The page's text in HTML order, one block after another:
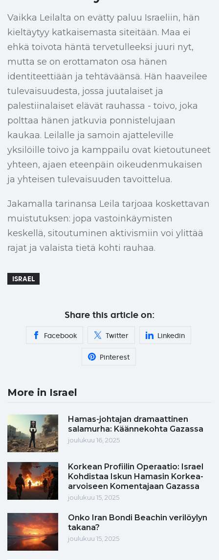
Vaikka Leilalta on evätty paluu Israeliin, hän
kieltäytyy katkaisemasta siteitään. Maa ei
ehkä toivota häntä tervetulleeksi juuri nyt,
mutta se on erottamaton osa hänen
identiteettiään ja tehtäväänsä. Hän haaveilee
tulevaisuudesta, jossa juutalaiset ja
palestiinalaiset elävät rauhassa - toivo, joka
polttaa hänen jatkuvia ponnistelujaan
kaukaa. Leilalle ja samoin ajatteleville
yksilöille toivo ja kamppailu ovat kietoutuneet
yhteen, ajaen eteenpäin oikeudenmukaisen
ja yhteisen tulevaisuuden tavoittelua.
Jakamalla tarinansa Leila tarjoaa koskettavan
muistutuksen: jopa vastoinkäymisten
keskellä, sitoutuminen aktivismiin voi ylittää
rajat ja valaista tietä kohti rauhaa.
ISRAEL
Share this article on:
Facebook Twitter Linkedin
Pinterest
More in Israel
Hamas-johtajan dramaattinen
salamurha: Käännekohta Gazassa
joulukuu 16, 2025
Korkean Profiilin Operaatio: Israel
Kohdistaa Iskun Hamasin Korkea-
arvoiseen Komentajaan Gazassa
joulukuu 15, 2025
Onko Iran Bondi Beachin verilöylyn
takana?
joulukuu 15, 2025